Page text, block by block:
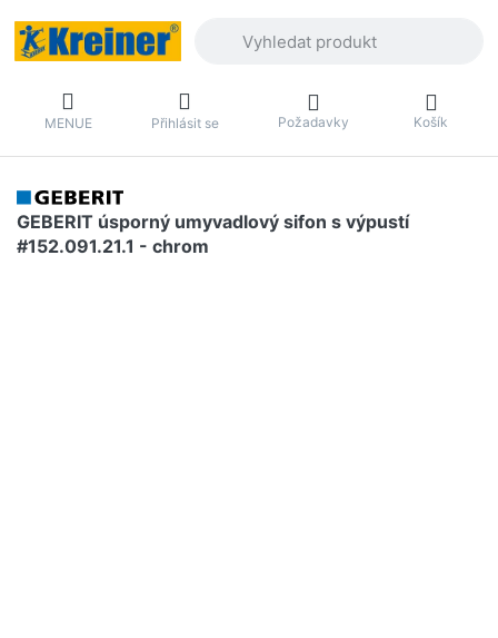
MENUE Přihlásit se Požadavky Košík
GEBERIT úsporný umyvadlový sifon s výpustí
#152.091.21.1 - chrom